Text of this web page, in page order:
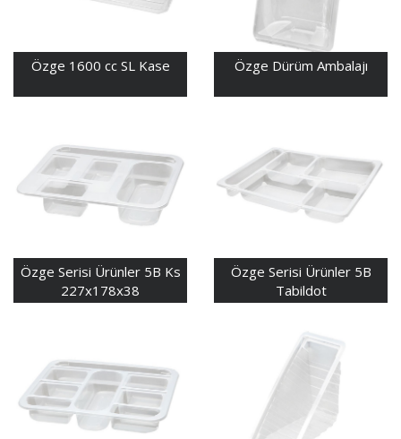
Özge 1600 cc SL Kase Özge Dürüm Ambalajı
Özge Serisi Ürünler 5B Ks
227x178x38
Özge Serisi Ürünler 5B
Tabildot